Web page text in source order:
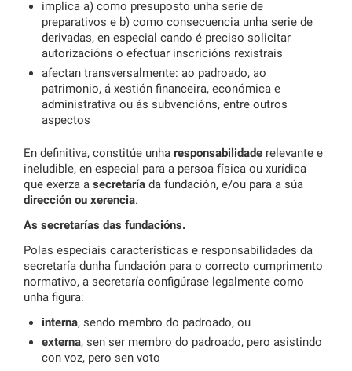
implica a) como presuposto unha serie de
preparativos e b) como consecuencia unha serie de
derivadas, en especial cando é preciso solicitar
autorizacións o efectuar inscricións rexistrais
afectan transversalmente: ao padroado, ao
patrimonio, á xestión financeira, económica e
administrativa ou ás subvencións, entre outros
aspectos
En definitiva, constitúe unha responsabilidade relevante e
ineludible, en especial para a persoa física ou xurídica
que exerza a secretaría da fundación, e/ou para a súa
dirección ou xerencia.
As secretarías das fundacións.
Polas especiais características e responsabilidades da
secretaría dunha fundación para o correcto cumprimento
normativo, a secretaría configúrase legalmente como
unha figura:
interna, sendo membro do padroado, ou
externa, sen ser membro do padroado, pero asistindo
con voz, pero sen voto